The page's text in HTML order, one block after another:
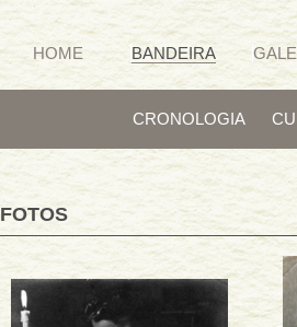
HOME BANDEIRA
CRONOLOGIA
FOTOS